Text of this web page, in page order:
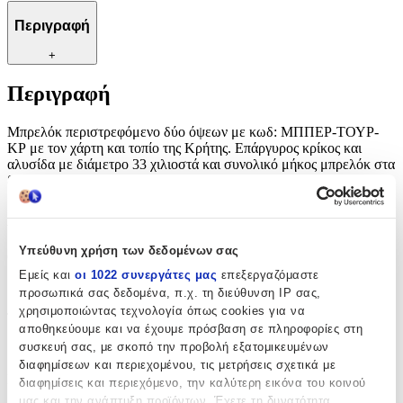
Υπεύθυνη χρήση των δεδομένων σας
Εμείς και οι 1022 συνεργάτες μας επεξεργαζόμαστε
προσωπικά σας δεδομένα, π.χ. τη διεύθυνση IP σας,
χρησιμοποιώντας τεχνολογία όπως cookies για να
αποθηκεύουμε και να έχουμε πρόσβαση σε πληροφορίες στη
συσκευή σας, με σκοπό την προβολή εξατομικευμένων
διαφημίσεων και περιεχομένου, τις μετρήσεις σχετικά με
διαφημίσεις και περιεχόμενο, την καλύτερη εικόνα του κοινού
Περιγραφή
+
Περιγραφή
Μπρελόκ περιστρεφόμενο δύο όψεων με κωδ: ΜΠΠΕΡ-ΤΟΥΡ-
ΚΡ με τον χάρτη και τοπίο της Κρήτης. Επάργυρος κρίκος και
αλυσίδα με διάμετρο 33 χιλιοστά και συνολικό μήκος μπρελόκ στα
88 χιλιοστά.
Χαρακτηριστικά
Θέμα:
Ελλάδα
Τύπος:
Μπρελόκ
Κατασκευαστής: